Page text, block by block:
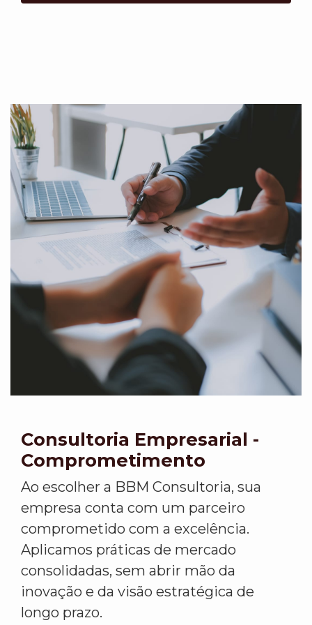
Consultoria Empresarial -
Comprometimento
Ao escolher a BBM Consultoria, sua
empresa conta com um parceiro
comprometido com a excelência.
Aplicamos práticas de mercado
consolidadas, sem abrir mão da
inovação e da visão estratégica de
longo prazo.